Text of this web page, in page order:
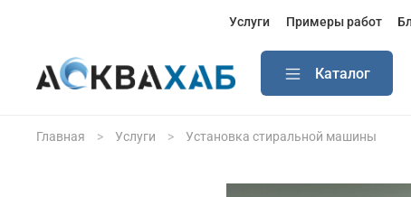
Услуги Примеры работ
Каталог
Главная Услуги Установка стиральной машины